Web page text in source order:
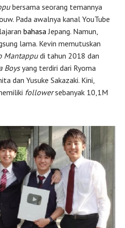
bersama seorang temannya
Pada awalnya kanal YouTube
bahasa Jepang. Namun,
lama. Kevin memutuskan
Mantappudi tahun 2018 dan
Boysyang terdiri dari Ryoma
dan Yusuke Sakazaki. Kini,
followersebanyak 10,1M